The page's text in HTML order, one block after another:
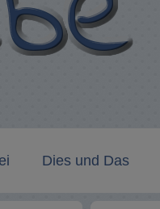
Dies und Das